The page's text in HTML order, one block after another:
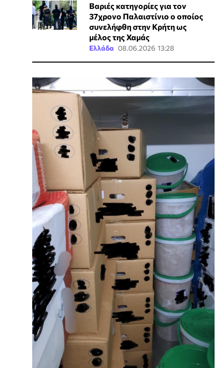
Βαριές κατηγορίες για τον
37χρονο Παλαιστίνιο ο οποίος
συνελήφθη στην Κρήτη ως
μέλος της Χαμάς
Ελλάδα 08.06.2026 13:28